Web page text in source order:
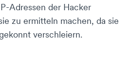
Adressen der Hacker
zu ermitteln machen, da sie
verschleiern.